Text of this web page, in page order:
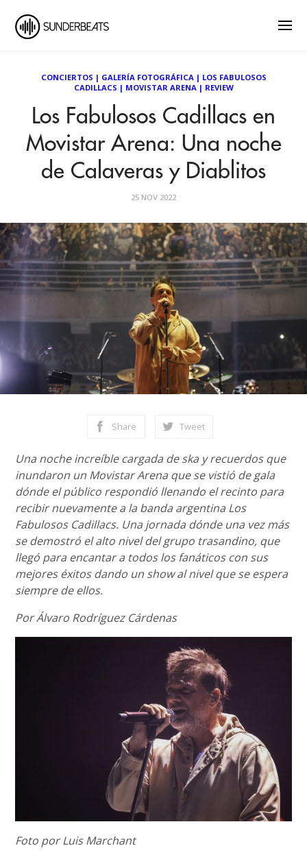
CONCIERTOS | GALERÍA FOTOGRÁFICA| LOS FABULOSOS
CADILLACS | MOVISTAR ARENA| REVIEW
Los Fabulosos Cadillacs en
Movistar Arena: Una noche
de Calaveras y Diablitos
25 NOV 2022
Share Tweet
Una noche increíble cargada de ska y recuerdos que
inundaron un Movistar Arena que se vistió de gala
dónde el público respondió llenando el recinto para
recibir nuevamente a la banda argentina Los
Fabulosos Cadillacs. Una jornada dónde una vez más
se demostró el alto nivel del grupo trasandino, que
llegó para encantar a todos los fanáticos con sus
mejores éxitos dando un show al nivel que se espera
siempre de ellos.
Por Álvaro Rodríguez Cárdenas
Foto por Luis Marchant